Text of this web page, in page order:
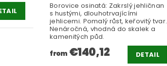
Borovice osinatá: Zakrslý jehličnan
s hustými, dlouhotrvajícími
jehlicemi. Pomalý růst, keřovitý tvar.
Nenáročná, vhodná do skalek a
kamenitých půd.
from €140,12 DETAIL